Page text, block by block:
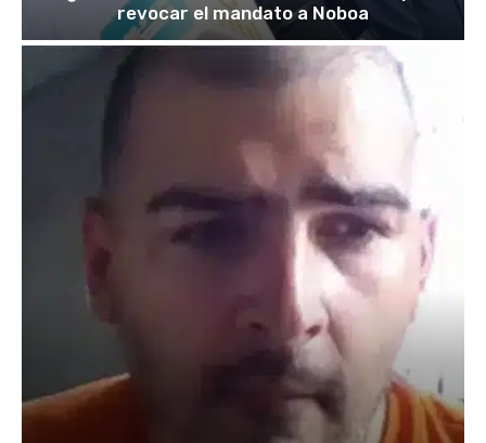
revocar el mandato a Noboa